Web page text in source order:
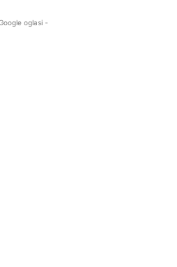
oglasi -